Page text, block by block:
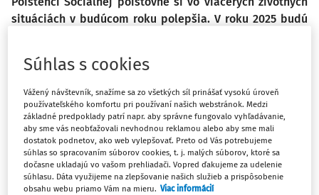
situáciách v budúcom roku polepšia. V roku 2025 budú
nemocenských dávok: nemocenské, materské,
tehotenské a ošetrovné.
Vyplýva to z každoročného zvýšenia všeobecného
vymeriavacieho základu, z ktorého sa odvíja výška
poistného na nemocenského poistenie a na základe
ktorého rastie aj maximálny denný vymeriavací základ, z
ktorého sa nemocenské dávky vypočítavajú. Ak dôvod na
Súhlas s cookies
Vážený návštevník, snažíme sa zo všetkých síl prinášať vysokú úroveň
používateľského komfortu pri používaní našich webstránok. Medzi
základné predpoklady patrí napr. aby správne fungovalo vyhľadávanie,
aby sme vás neobťažovali nevhodnou reklamou alebo aby sme mali
dostatok podnetov, ako web vylepšovať. Preto od Vás potrebujeme
súhlas so spracovaním súborov cookies, t. j. malých súborov, ktoré sa
dočasne ukladajú vo vašom prehliadači. Vopred ďakujeme za udelenie
súhlasu. Dáta využijeme na zlepšovanie našich služieb a prispôsobenie
obsahu webu priamo Vám na mieru. Viac informácií